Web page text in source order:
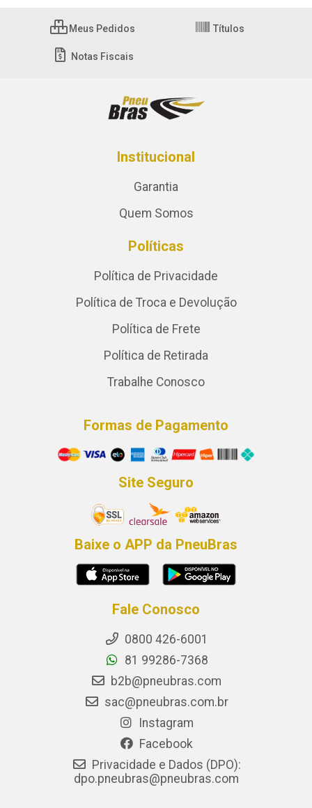
Meus Pedidos Títulos
Notas Fiscais
Institucional
Garantia
Quem Somos
Políticas
Política de Privacidade
Política de Troca e Devolução
Política de Frete
Política de Retirada
Trabalhe Conosco
Formas de Pagamento
Site Seguro
Baixe o APP da PneuBras
Fale Conosco
0800 426-6001
81 99286-7368
b2b@pneubras.com
sac@pneubras.com.br
Instagram
Facebook
Privacidade e Dados (DPO):
dpo.pneubras@pneubras.com